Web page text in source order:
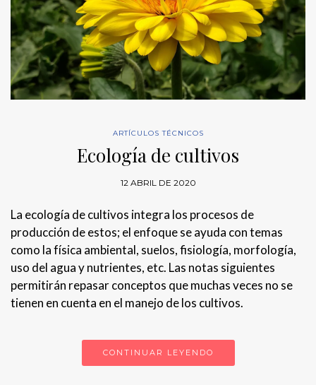
ARTÍCULOS TÉCNICOS
Ecología de cultivos
12 ABRIL DE 2020
La ecología de cultivos integra los procesos de
producción de estos; el enfoque se ayuda con temas
como la física ambiental, suelos, fisiología, morfología,
uso del agua y nutrientes, etc. Las notas siguientes
permitirán repasar conceptos que muchas veces no se
tienen en cuenta en el manejo de los cultivos.
CONTINUAR LEYENDO